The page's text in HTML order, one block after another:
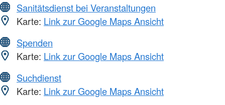
Sanitätsdienst bei Veranstaltungen
Karte: Link zur Google Maps Ansicht
Spenden
Karte: Link zur Google Maps Ansicht
Suchdienst
Karte: Link zur Google Maps Ansicht